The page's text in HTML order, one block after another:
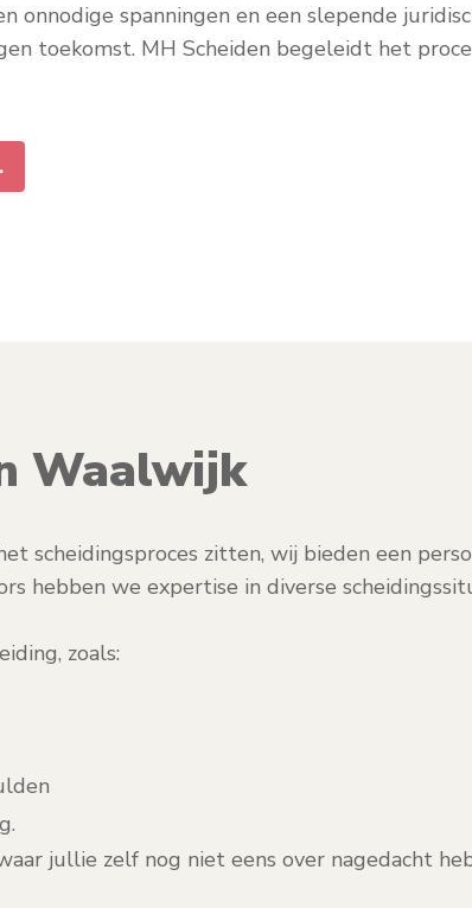
onnodige spanningen en een slepende
toekomst. MH Scheiden begeleidt het
Waalwijk
scheidingsproces zitten, wij bieden een
hebben we expertise in diverse
zoals:
jullie zelf nog niet eens over nagedacht